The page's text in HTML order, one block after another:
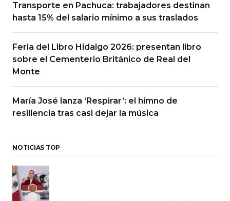
Transporte en Pachuca: trabajadores destinan
hasta 15% del salario mínimo a sus traslados
Feria del Libro Hidalgo 2026: presentan libro
sobre el Cementerio Británico de Real del
Monte
María José lanza ‘Respirar’: el himno de
resiliencia tras casi dejar la música
NOTICIAS TOP